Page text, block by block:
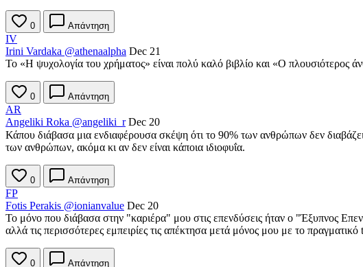
0 Απάντηση
IV
Irini Vardaka @athenaalpha Dec 21
Το «Η ψυχολογία του χρήματος» είναι πολύ καλό βιβλίο και «Ο πλουσιότερος
0 Απάντηση
AR
Angeliki Roka @angeliki_r Dec 20
Κάπου διάβασα μια ενδιαφέρουσα σκέψη ότι το 90% των ανθρώπων δεν
των ανθρώπων, ακόμα κι αν δεν είναι κάποια ιδιοφυΐα.
0 Απάντηση
FP
Fotis Perakis @ionianvalue Dec 20
Το μόνο που διάβασα στην "καριέρα" μου στις επενδύσεις ήταν ο "Έξυπνος
αλλά τις περισσότερες εμπειρίες τις απέκτησα μετά μόνος μου με το
0 Απάντηση